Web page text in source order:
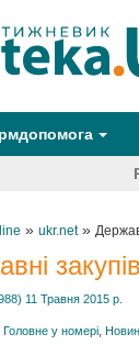
» ukr.net»
11 Травня 2015 р.
Головне у номері